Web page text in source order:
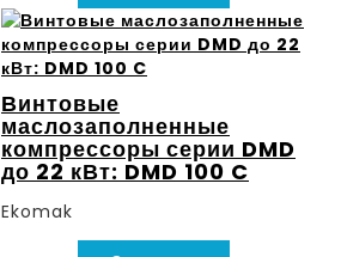
Винтовые
маслозаполненные
компрессоры серии DMD
до 22 кВт: DMD 100 C
Ekomak